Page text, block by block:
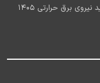
آخرین اخبار استخدام شرکت مادر تخصصی تولید نیروی برق حرارتی 1405